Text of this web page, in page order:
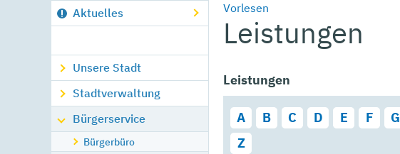
Aktuelles
Unsere Stadt
Stadtverwaltung
Bürgerservice
Bürgerbüro
Vorlesen
Leistungen
Leistungen
A B C D E F G
Z